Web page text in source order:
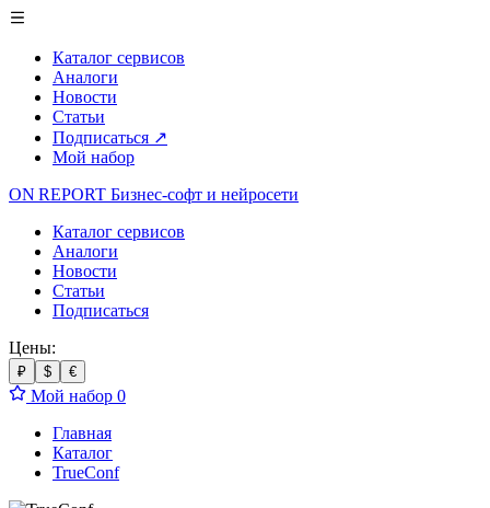
Каталог сервисов
Аналоги
Новости
Статьи
Подписаться ↗
Мой набор
ON REPORT Бизнес-софт и нейросети
Каталог сервисов
Аналоги
Новости
Статьи
Подписаться
Цены:
₽ $ €
Мой набор 0
Главная
Каталог
TrueConf